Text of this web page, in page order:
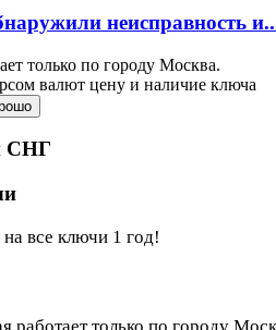
неисправность
только по городу Москва.
валют цену и наличие ключа
СНГ
все ключи 1 год!